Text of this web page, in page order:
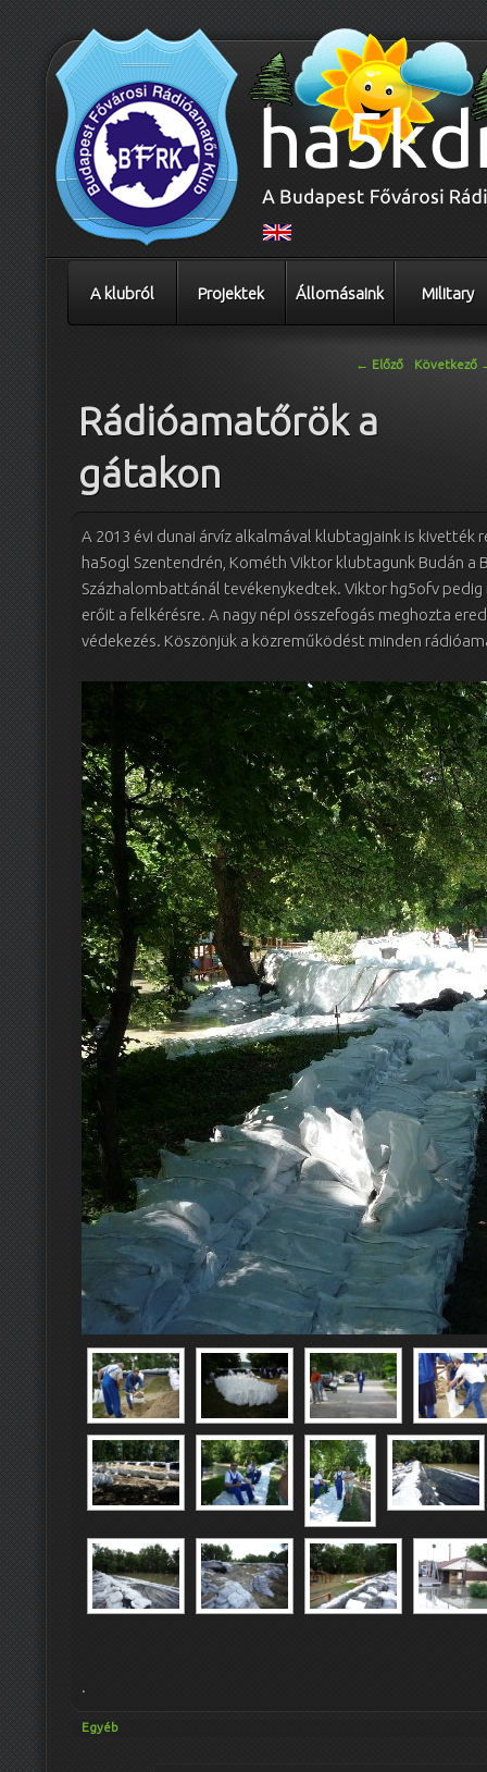
A klubról Projektek Állomásaink Military
← Előző Következő
Rádióamatőrök a
gátakon
A 2013 évi dunai árvíz alkalmával klubtagjaink is kivették
ha5ogl Szentendrén, Kométh Viktor klubtagunk Budán a
Százhalombattánál tevékenykedtek. Viktor hg5ofv
erőit a felkérésre. A nagy népi összefogás meghozta
védekezés. Köszönjük a közreműködést minden
.
Egyéb